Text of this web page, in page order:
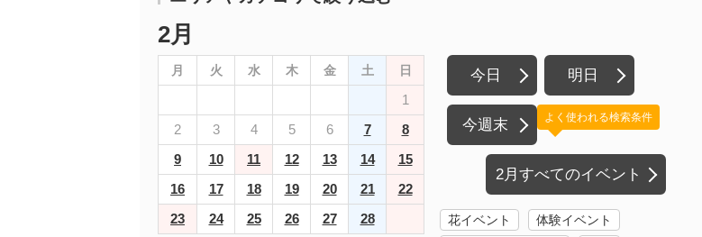
2月
月 火 水 木 金 土 日
1
2
3 4 5 6 7
8
9
10 11 12 13 14
15
16
17 18 19 20 21
22
23
24 25 26 27 28
今日 明日
今週末
2月すべてのイベント
よく使われる検索条件
花イベント
体験イベント